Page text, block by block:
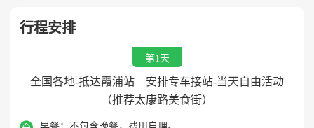
行程安排
第1天
全国各地-抵达霞浦站—安排专车接站-当天自由活动
（推荐太康路美食街）